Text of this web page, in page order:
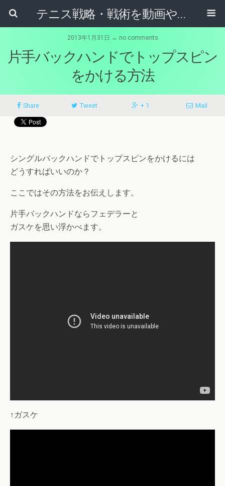
テニス戦略・戦術を動画やマンガから学ぶためのブログ
2013年1月31日 ↔ no comments
片手バックハンドでトップスピン
をかける方法
Share Tweet + 1 Mail
シングルバックハンドでトップスピンをかけるには
どうすればいいのか？
ここではその方法をお伝えします。
片手バックハンドならフェデラーと
ガスケを思い浮かべます。
↑ガスケ